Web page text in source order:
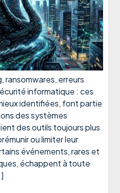
ransomwares, erreurs
informatique : ces
identifiées, font partie
des systèmes
des outils toujours plus
ou limiter leur
événements, rares et
échappent à toute